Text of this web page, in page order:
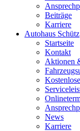
Beiträge
Karriere
Autohaus Schütz
Startseite
Kontakt
Aktionen
News
Karriere